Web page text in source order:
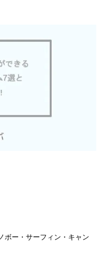
ボー・サーフィン・キャン